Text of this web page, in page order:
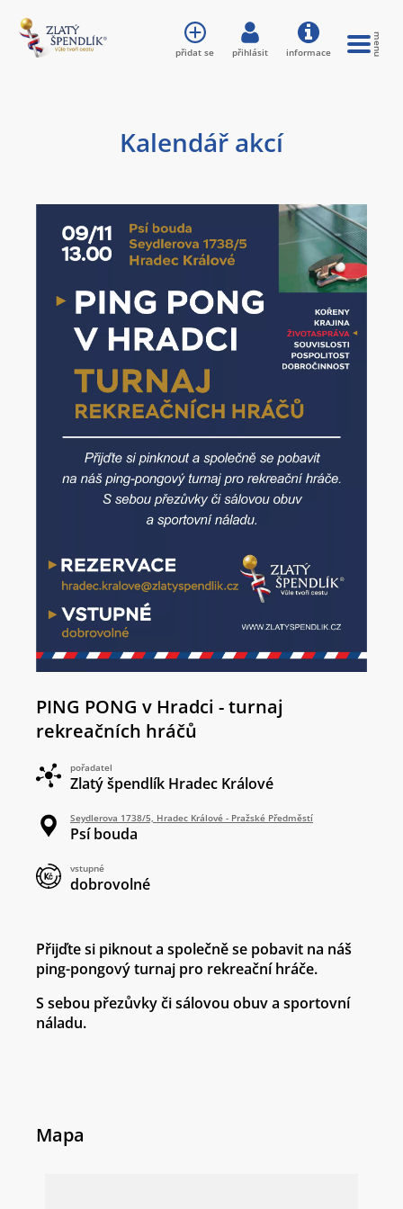
Kalendář akcí
PING PONG v Hradci - turnaj
rekreačních hráčů
pořadatel
Zlatý špendlík Hradec Králové
Seydlerova 1738/5, Hradec Králové - Pražské Předměstí
Psí bouda
vstupné
dobrovolné
Přijďte si piknout a společně se pobavit na náš
ping-pongový turnaj pro rekreační hráče.
S sebou přezůvky či sálovou obuv a sportovní
náladu.
Mapa
přidat se přihlásit informace